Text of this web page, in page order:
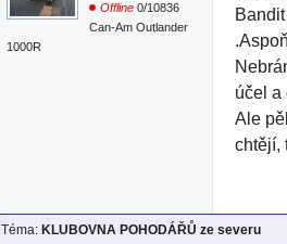
Offline 0/10836
Can-Am Outlander
1000R
účel a
Ale
chtějí,
Téma: KLUBOVNA POHODÁŘŮ ze severu